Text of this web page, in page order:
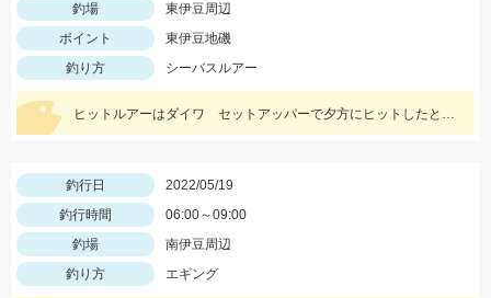
釣場
東伊豆周辺
ポイント
東伊豆地磯
釣り方
シーバスルアー
ヒットルアーはダイワ セットアッパーで夕方にヒットしたとのことです。83ｃｍ5ｋｇのナイスサイズでした！情報提供ありがとうございます！
釣行日
2022/05/19
釣行時間
06:00～09:00
釣場
南伊豆周辺
釣り方
エギング